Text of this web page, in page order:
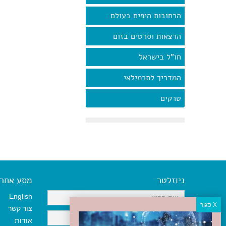
הרחובות היפים בעולם
הרצאות וסרטים בזום
חו"ל בישראל
המדריך לתרמילאי
טרקים
ניוזלטר מסע אחר
English
צור קשר
אודות